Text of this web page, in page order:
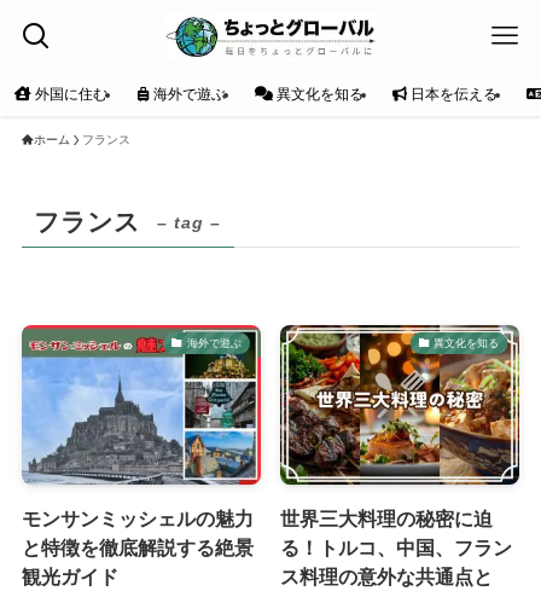
外国に住む 海外で遊ぶ 異文化を知る 日本を伝える
ホーム フランス
フランス – tag –
海外で遊ぶ
モンサンミッシェルの魅力
と特徴を徹底解説する絶景
観光ガイド
異文化を知る
世界三大料理の秘密に迫
る！トルコ、中国、フラン
ス料理の意外な共通点と